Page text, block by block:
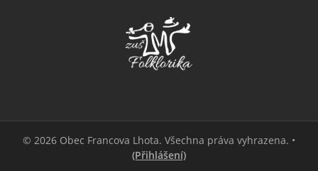
© 2026 Obec Francova Lhota. Všechna práva vyhrazena. •
(Přihlášení)